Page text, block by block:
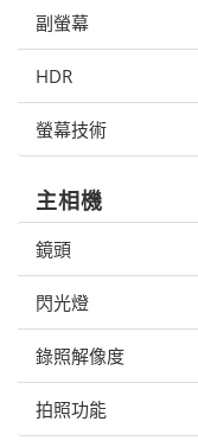
副螢幕
HDR
螢幕技術
主相機
鏡頭
閃光燈
錄照解像度
拍照功能